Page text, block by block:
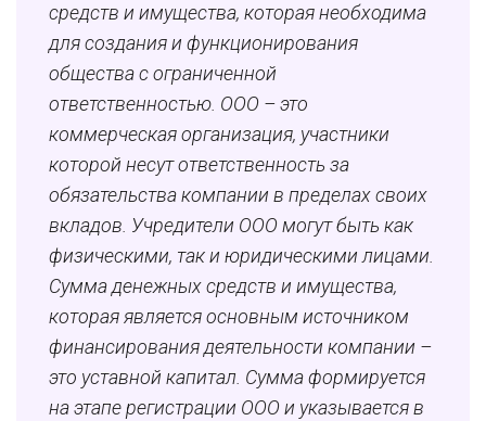
средств и имущества, которая необходима
для создания и функционирования
общества с ограниченной
ответственностью. ООО – это
коммерческая организация, участники
которой несут ответственность за
обязательства компании в пределах своих
вкладов. Учредители ООО могут быть как
физическими, так и юридическими лицами.
Сумма денежных средств и имущества,
которая является основным источником
финансирования деятельности компании –
это уставной капитал. Сумма формируется
на этапе регистрации ООО и указывается в